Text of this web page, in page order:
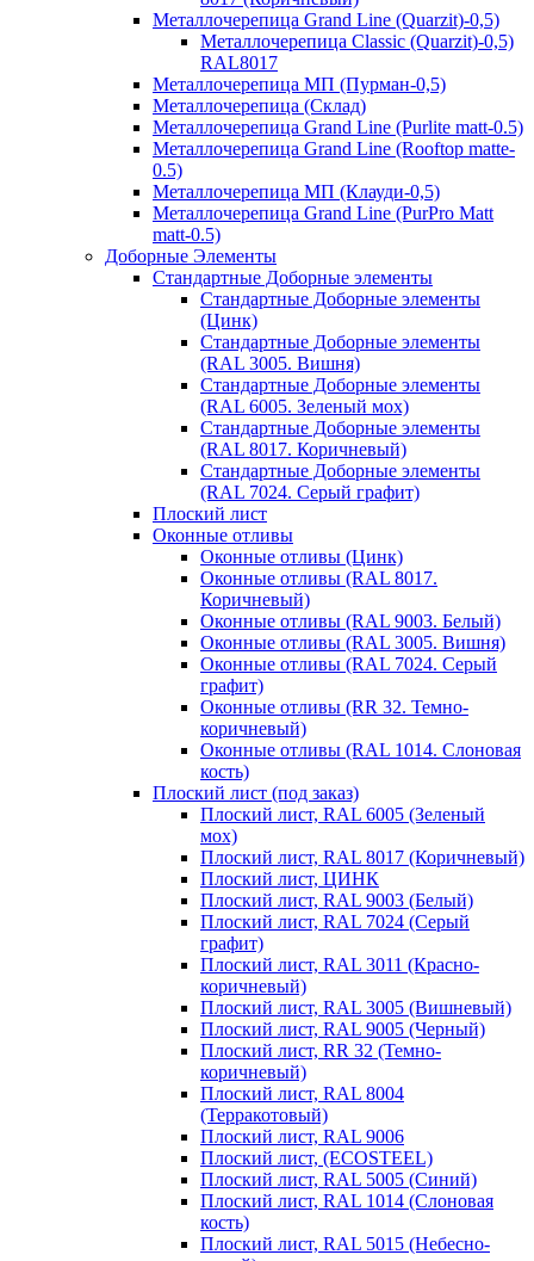
Металлочерепица Grand Line (Quarzit)-0,5)
Металлочерепица Classic (Quarzit)-0,5)
RAL8017
Металлочерепица МП (Пурман-0,5)
Металлочерепица (Склад)
Металлочерепица Grand Line (Purlite matt-0.5)
Металлочерепица Grand Line (Rooftop matte-
0.5)
Металлочерепица МП (Клауди-0,5)
Металлочерепица Grand Line (PurPro Matt
matt-0.5)
Доборные Элементы
Стандартные Доборные элементы
Стандартные Доборные элементы
(Цинк)
Стандартные Доборные элементы
(RAL 3005. Вишня)
Стандартные Доборные элементы
(RAL 6005. Зеленый мох)
Стандартные Доборные элементы
(RAL 8017. Коричневый)
Стандартные Доборные элементы
(RAL 7024. Серый графит)
Плоский лист
Оконные отливы
Оконные отливы (Цинк)
Оконные отливы (RAL 8017.
Коричневый)
Оконные отливы (RAL 9003. Белый)
Оконные отливы (RAL 3005. Вишня)
Оконные отливы (RAL 7024. Серый
графит)
Оконные отливы (RR 32. Темно-
коричневый)
Оконные отливы (RAL 1014. Слоновая
кость)
Плоский лист (под заказ)
Плоский лист, RAL 6005 (Зеленый
мох)
Плоский лист, RAL 8017 (Коричневый)
Плоский лист, ЦИНК
Плоский лист, RAL 9003 (Белый)
Плоский лист, RAL 7024 (Серый
графит)
Плоский лист, RAL 3011 (Красно-
коричневый)
Плоский лист, RAL 3005 (Вишневый)
Плоский лист, RAL 9005 (Черный)
Плоский лист, RR 32 (Темно-
коричневый)
Плоский лист, RAL 8004
(Терракотовый)
Плоский лист, RAL 9006
Плоский лист, (ECOSTEEL)
Плоский лист, RAL 5005 (Синий)
Плоский лист, RAL 1014 (Слоновая
кость)
Плоский лист, RAL 5015 (Небесно-